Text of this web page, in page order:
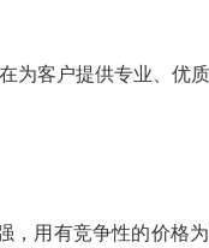
为客户提供专业、优
，用有竞争性的价格